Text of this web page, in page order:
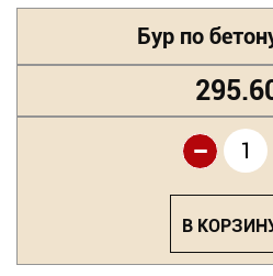
Бур по
-
В